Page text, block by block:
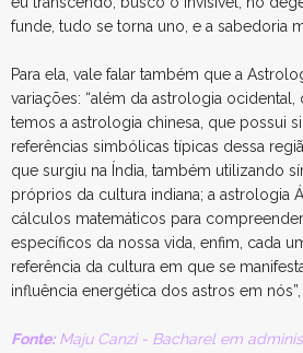
funde, tudo se torna uno, e a sabedoria
Para ela, vale falar também que a
variações: “além da astrologia ocidental,
temos a astrologia chinesa, que possui
referências simbólicas típicas dessa
que surgiu na Índia, também utilizando
próprios da cultura indiana; a astrologia
cálculos matemáticos para
específicos da nossa vida, enfim, cada
referência da cultura em que se
influência energética dos astros em nós”,
Fonte:Maju Canzi - Bacharel em